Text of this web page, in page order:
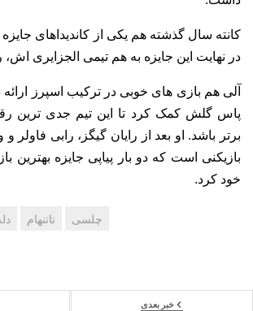
کانته سال گذشته هم یکی از کاندیداهای جایزه
در نهایت این جایزه به هم تیمی الجزایری
پاس گلش کمک کرد تا این تیم جدی ترین
برتر باشد. او بعد از رایان گیگز، رابی فاولر
بازیکنی است که دو بار پیاپی جایزه بهترین
خود کرد.
چلسی تاتنهام
خبر بعدی